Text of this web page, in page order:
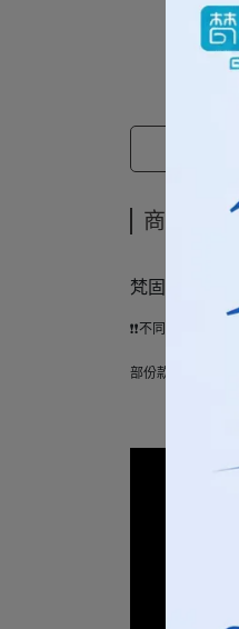
商品介紹
梵固FanGu
❗❗不同型號的充
部份款式可以升級